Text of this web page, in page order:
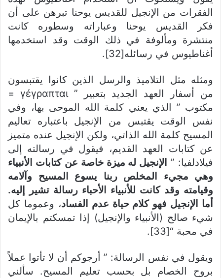
الفقرات من الإنجيل للقديس يوحنا تبرهن على أن
فكر القديس يوحنا وعباراته وسطوره كانت
منتشرة ومألوفة في ذلك الوقت وقد استخدمها
أغناطيوس في رسائله[32].
ومثله مثل التلاميذ والرسل الذين كانوا يقتبسون
من أسفار العهد الجديد بتعبير ” γέγραπται =
مكتوب ” الذي يعني كلمة الله الموحى بها، وفي
نفس الوقت يقتبس من الإنجيل باعتباره تعاليم
المسيح كلمة الله الذاتي، ولكن الإنجيل عنده متميز
عن كتابات العهد القديم، فيقول في رسالته إلى
فيلادلفيا: ” الإنجيل له ميزة خاصة عن كتابات الأنبياء
وهي مجيء المخلص ربنا يسوع المسيح وآلامه
وقيامته وقد كانت للأنبياء الأحباء رسالة تشير إليه.
أما الإنجيل فهو كلام حياة عدم الفساد، وعموما كل
شيء صالح (الأنبياء والإنجيل) إذا تمسكتم بالإيمان
في محبة “[33].
ويقول في نفس الرسالة: ” أرجوكم أن لا تأتوا عملاً
بروح الخصام بل بحسب تعليم المسيح. سألني